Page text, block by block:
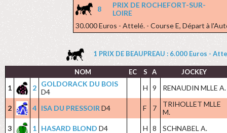
8
PRIX DE ROCHEFORT-SUR-
LOIRE
30.000 Euros - Attelé. - Course E, Départ à
1 PRIX DE BEAUPREAU : 6.000 Euros -
NOM EC S A JOCKEY
1 2 GOLDORACK DU BOIS
D4
H 9 RENAUDIN MLLE A.
2 4 ISA DU PRESSOIR D4 F 7
TRIHOLLET MLLE
M.
3
1 HASARD BLOND D4 H 8 SCHNABEL A.